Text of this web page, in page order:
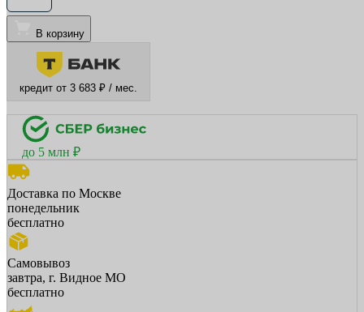
В корзину
кредит от 3 683 ₽ / мес.
до 5 млн ₽
Доставка по Москве
понедельник
бесплатно
Самовывоз
завтра, г. Видное МО
бесплатно